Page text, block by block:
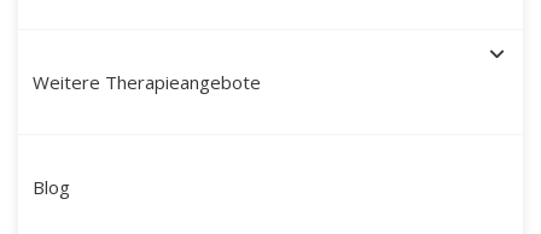
Weitere Therapieangebote
Blog
Martín Polo – Mein Ansatz: